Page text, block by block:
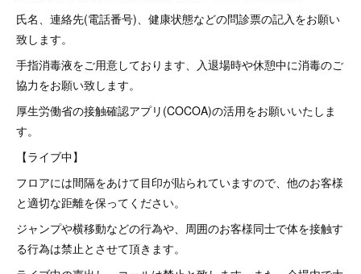
氏名、連絡先(電話番号)、健康状態などの問診票の記入をお願い
致します。
手指消毒液をご用意しております、入退場時や休憩中に消毒のご
協力をお願い致します。
厚生労働省の接触確認アプリ(COCOA)の活用をお願いいたしま
す。
【ライブ中】
フロアには間隔をあけて目印が貼られていますので、他のお客様
と適切な距離を保ってください。
ジャンプや横移動などの行為や、周囲のお客様同士で体を接触す
る行為は禁止とさせて頂きます。